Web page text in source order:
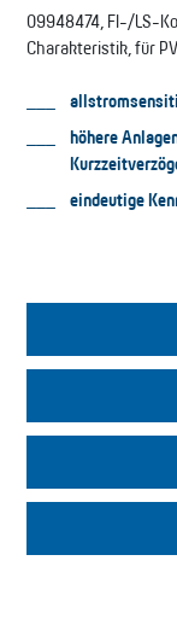
09948474, FI-/LS-
Charakteristik, für
höhere
eindeutige